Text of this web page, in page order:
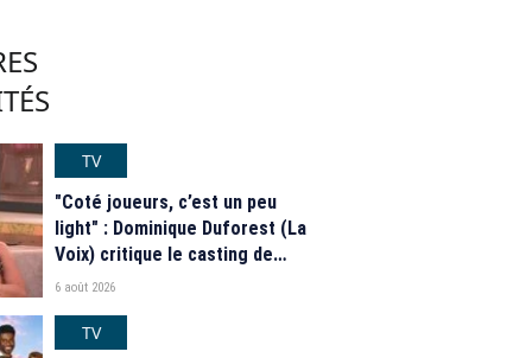
TV
"Coté joueurs, c’est un peu
light" : Dominique Duforest (La
Voix) critique le casting de
"Secret Story" 2026
6 août 2026
TV